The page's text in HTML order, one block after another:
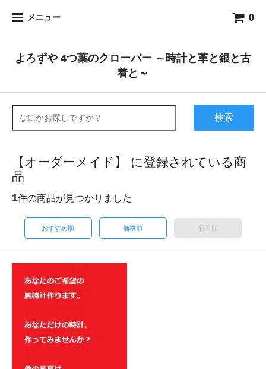
メニュー 0
よろずや 4つ葉のクローバー ～時計と革と銀と古
着と～
検索
【オーダーメイド】 に登録されている商
品
1件の商品が見つかりました
おすすめ順 価格順 新着順